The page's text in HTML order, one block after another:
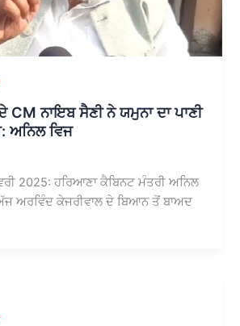
CM ਨਾਇਬ ਸੈਣੀ ਨੇ ਯਮੁਨਾ ਦਾ ਪਾਣੀ
ਅਨਿਲ ਵਿਜ
2025: ਹਰਿਆਣਾ ਕੈਬਿਨਟ ਮੰਤਰੀ ਅਨਿਲ
ਅਰਵਿੰਦ ਕੇਜਰੀਵਾਲ ਦੇ ਬਿਆਨ ਤੋਂ ਬਾਅਦ